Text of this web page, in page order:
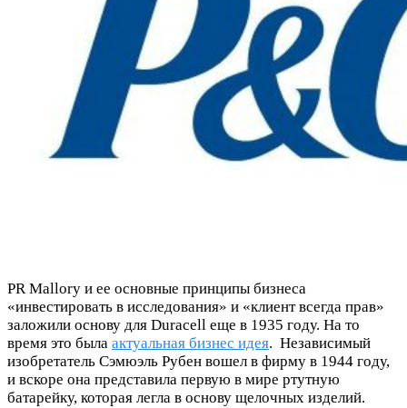
PR Mallory и ее основные принципы бизнеса
«инвестировать в исследования» и «клиент всегда прав»
заложили основу для Duracell еще в 1935 году. На то
время это была актуальная бизнес идея. Независимый
изобретатель Сэмюэль Рубен вошел в фирму в 1944 году,
и вскоре она представила первую в мире ртутную
батарейку, которая легла в основу щелочных изделий.